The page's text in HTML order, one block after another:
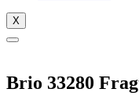
X
Brio 33280